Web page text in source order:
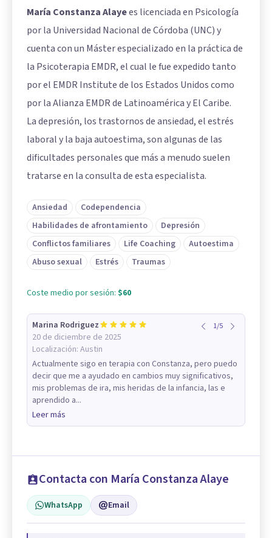
María Constanza Alayees licenciada en Psicología
por la Universidad Nacional de Córdoba (UNC) y
cuenta con un Máster especializado en la práctica de
la Psicoterapia EMDR, el cual le fue expedido tanto
por el EMDR Institute de los Estados Unidos como
por la Alianza EMDR de Latinoamérica y El Caribe.
La depresión, los trastornos de ansiedad, el estrés
laboral y la baja autoestima, son algunas de las
dificultades personales que más a menudo suelen
tratarse en la consulta de esta especialista.
Ansiedad
Codependencia
Habilidades de afrontamiento
Depresión
Conflictos familiares
Life Coaching
Autoestima
Abuso sexual
Estrés Traumas
Coste medio por sesión: $60
Marina Rodriguez
20 de diciembre de 2025
Localización: Austin
1/5
Actualmente sigo en terapia con Constanza, pero puedo
decir que me a ayudado en cambios muy significativos,
mis problemas de ira, mis heridas de la infancia, las e
aprendido a...
Leer más
Contacta con María Constanza Alaye
WhatsApp Email